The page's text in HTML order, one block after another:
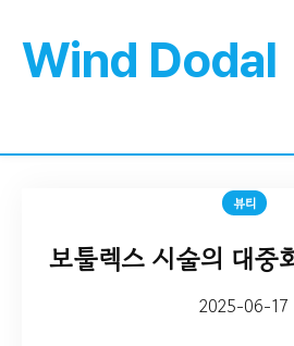
Wind Dodal
뷰티
보툴렉스 시술의 대중
2025-06-17